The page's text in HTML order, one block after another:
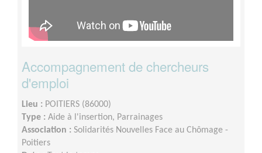
Accompagnement de chercheurs
d'emploi
Lieu : POITIERS (86000)
Type : Aide à l'insertion, Parrainages
Association : Solidarités Nouvelles Face au Chômage -
Poitiers